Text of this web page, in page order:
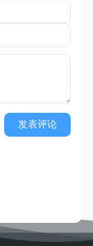
发表评论